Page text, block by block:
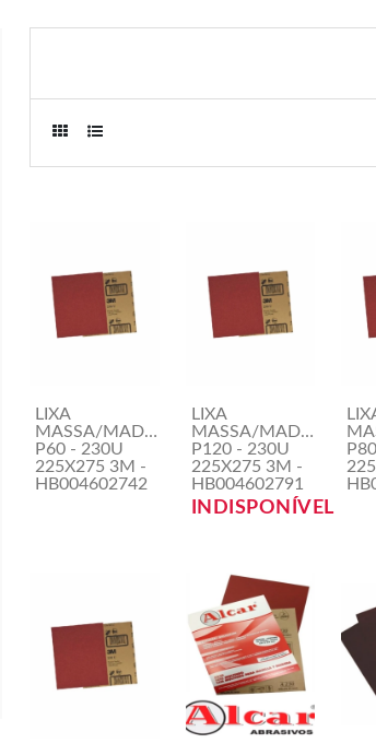
LIXA
MASSA/MADEIRA
P60 - 230U
225X275 3M -
HB004602742
LIXA
MASSA/MADEIRA
P120 - 230U
225X275 3M -
HB004602791
INDISPONÍVEL